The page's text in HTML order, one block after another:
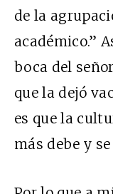
de la
académico.”
boca del
que la dejó
es que la
más debe y